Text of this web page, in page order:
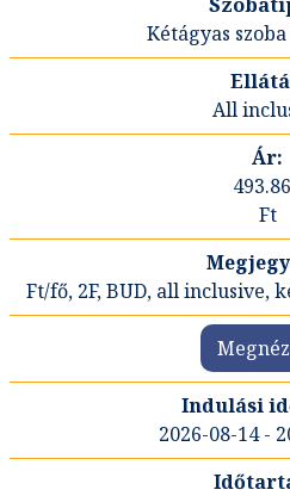
Kétágyas
All
Ft
Ft/fő, 2F, BUD, all inclusive,
2026-08-14 -